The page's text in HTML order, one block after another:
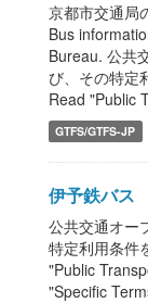
京都市交通局
Bus
Bureau. 公共
び、その特定
Read "Public
GTFS/GTFS-JP
伊予鉄バス
公共交通オー
特定利用条件
"Public
"Specific